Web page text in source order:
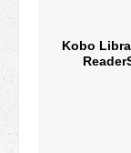
Kobo